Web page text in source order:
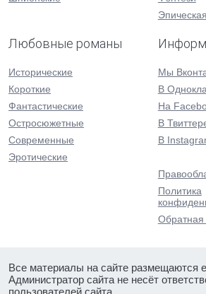
Эпическая
Любовные романы
Исторические
Короткие
Фантастические
Остросюжетные
Современные
Эротические
Мы
В
На
В
В
Политика
Обратная
Все материалы на сайте размещаются
Администратор сайта не несёт
пользователей сайта.